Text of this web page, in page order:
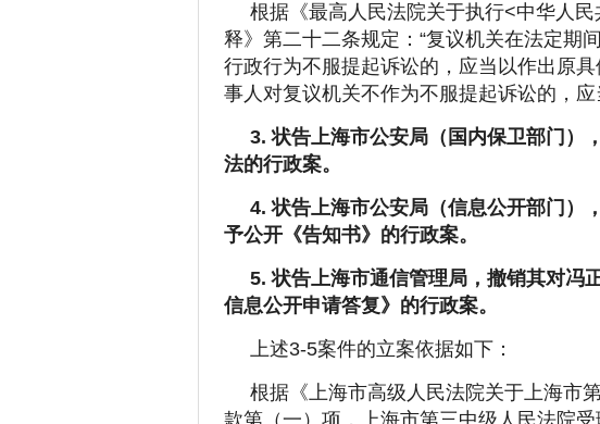
根据《最高人民法院关于执行<中华人
释》第二十二条规定：“复议机关在法定期
行政行为不服提起诉讼的，应当以作出原
事人对复议机关不作为不服提起诉讼的，
3. 状告上海市公安局（国内保卫部门）
法的行政案。
4. 状告上海市公安局（信息公开部门）
予公开《告知书》的行政案。
5. 状告上海市通信管理局，撤销其对冯
信息公开申请答复》的行政案。
上述3-5案件的立案依据如下：
根据《上海市高级人民法院关于上海市
款第（一）项，上海市第三中级人民法院